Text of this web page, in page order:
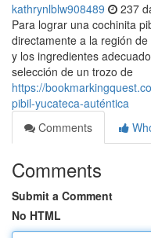
kathrynlblw908489 237
Para lograr una cochinita
directamente a la región
y los ingredientes
selección de un trozo de
https://
pibil-yucateca-auténtica
Comments
Comments
Submit a Comment
No HTML